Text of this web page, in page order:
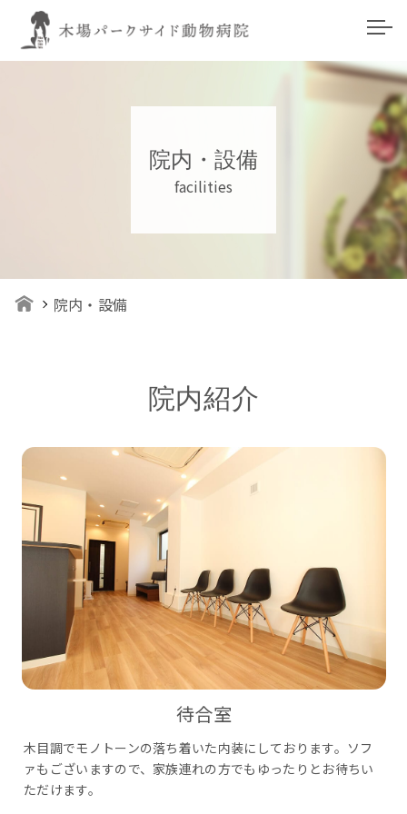
院内・設備
facilities
院内・設備
院内紹介
待合室
木目調でモノトーンの落ち着いた内装にしております。ソフ
ァもございますので、家族連れの方でもゆったりとお待ちい
ただけます。